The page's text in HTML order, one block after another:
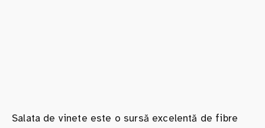
Salata de vinete este o sursă excelentă de fibre